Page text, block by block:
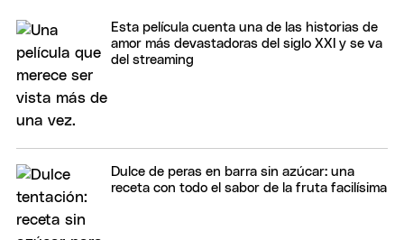
Esta película cuenta una de las historias de
amor más devastadoras del siglo XXI y se va
del streaming
Dulce de peras en barra sin azúcar: una
receta con todo el sabor de la fruta facilísima